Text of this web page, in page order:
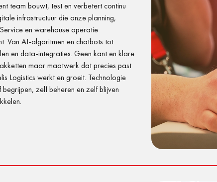
team bouwt, test en verbetert continu
infrastructuur die onze planning,
en warehouse operatie
Van AI-algoritmen en chatbots tot
en data-integraties. Geen kant en klare
maar maatwerk dat precies past
Logistics werkt en groeit. Technologie
zelf beheren en zelf blijven